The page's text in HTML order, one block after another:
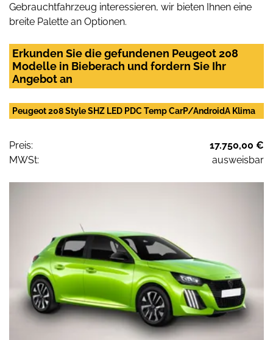
Gebrauchtfahrzeug interessieren, wir bieten Ihnen eine
breite Palette an Optionen.
Erkunden Sie die gefundenen Peugeot 208
Modelle in Bieberach und fordern Sie Ihr
Angebot an
Peugeot 208 Style SHZ LED PDC Temp CarP/AndroidA Klima
Preis:
17.750,00 €
MWSt:
ausweisbar